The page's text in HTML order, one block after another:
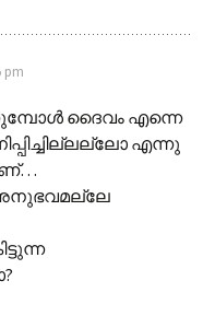
pm
ദൈവം എന്നെ
എന്നു